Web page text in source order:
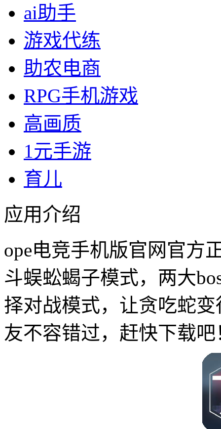
ai助手
游戏代练
助农电商
RPG手机游戏
高画质
1元手游
育儿
应用介绍
ope电竞手机版官网官方
斗蜈蚣蝎子模式，两大
择对战模式，让贪吃蛇
友不容错过，赶快下载吧